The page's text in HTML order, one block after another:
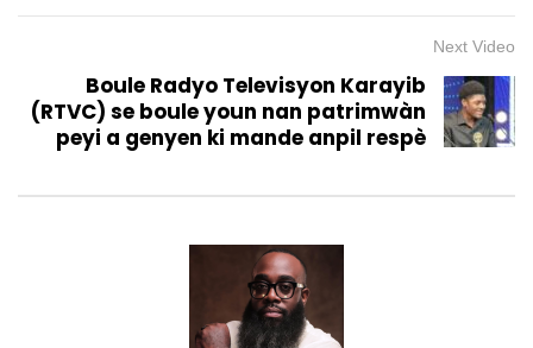
Next Video
Boule Radyo Televisyon Karayib
(RTVC) se boule youn nan patrimwàn
peyi a genyen ki mande anpil respè